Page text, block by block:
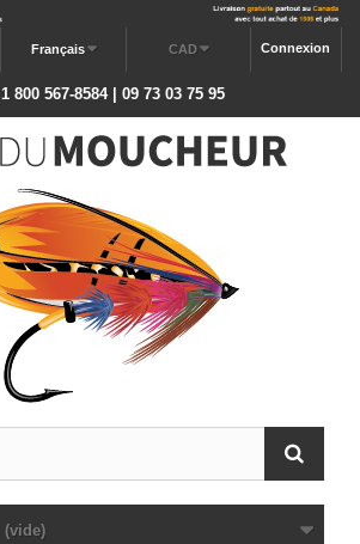
Connexion
CAD
Français
1 800 567-8584 | 09 73 03 75 95
(vide)